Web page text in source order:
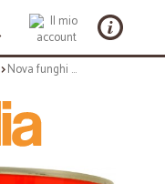
Nova funghi champignon trifolati kg.2,4